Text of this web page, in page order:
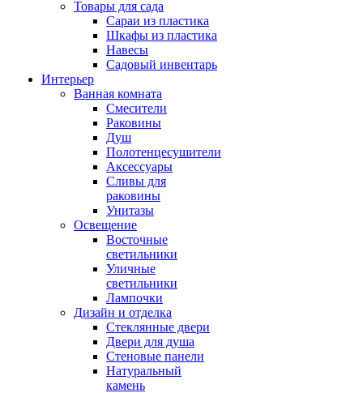
Товары для сада
Сараи из пластика
Шкафы из пластика
Навесы
Садовый инвентарь
Интерьер
Ванная комната
Смесители
Раковины
Душ
Полотенцесушители
Аксессуары
Сливы для
раковины
Унитазы
Освещение
Восточные
светильники
Уличные
светильники
Лампочки
Дизайн и отделка
Стеклянные двери
Двери для душа
Стеновые панели
Натуральный
камень